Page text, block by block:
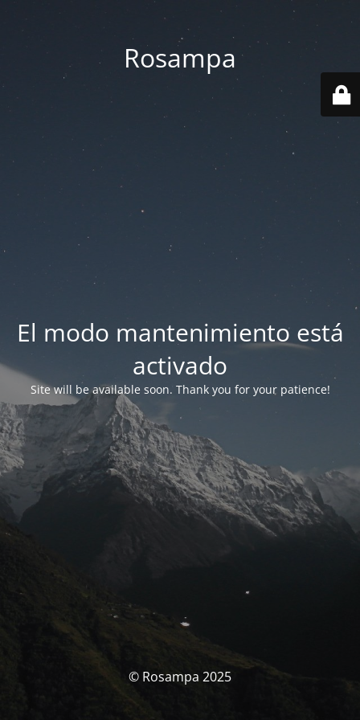
Rosampa
El modo mantenimiento está
activado
Site will be available soon. Thank you for your patience!
© Rosampa 2025